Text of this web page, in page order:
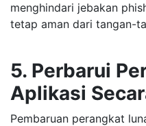
menghindari jebakan
tetap aman dari tangan-
5. Perbarui
Aplikasi
Pembaruan perangkat